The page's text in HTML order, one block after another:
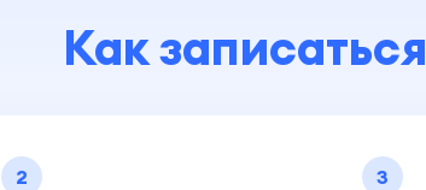
Как записаться
2 3